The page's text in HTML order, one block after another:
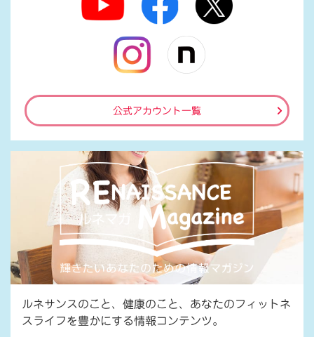
公式アカウント一覧
ルネサンスのこと、健康のこと、あなたのフィットネ
スライフを豊かにする情報コンテンツ。